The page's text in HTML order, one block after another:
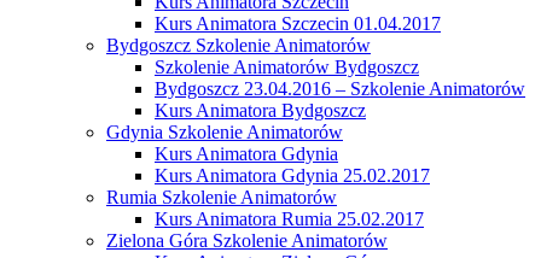
Kurs Animatora Szczecin 01.04.2017
Bydgoszcz Szkolenie Animatorów
Szkolenie Animatorów Bydgoszcz
Bydgoszcz 23.04.2016 – Szkolenie Animatorów
Kurs Animatora Bydgoszcz
Gdynia Szkolenie Animatorów
Kurs Animatora Gdynia
Kurs Animatora Gdynia 25.02.2017
Rumia Szkolenie Animatorów
Kurs Animatora Rumia 25.02.2017
Zielona Góra Szkolenie Animatorów